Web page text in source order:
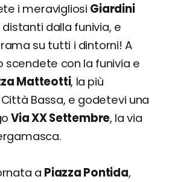
i meravigliosi Giardini
distanti dalla funivia, e
su tutti i dintorni! A
con la funivia e
Matteotti, la più
Bassa, e godetevi una
Via XX Settembre, la via
a Piazza Pontida,